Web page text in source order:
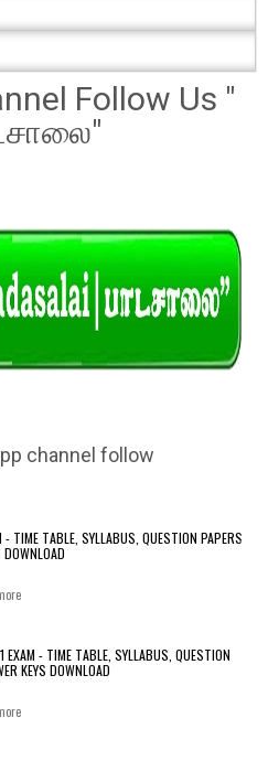
Follow Us "
channel follow
- TIME TABLE, SYLLABUS, QUESTION PAPERS
EXAM - TIME TABLE, SYLLABUS, QUESTION
KEYS DOWNLOAD